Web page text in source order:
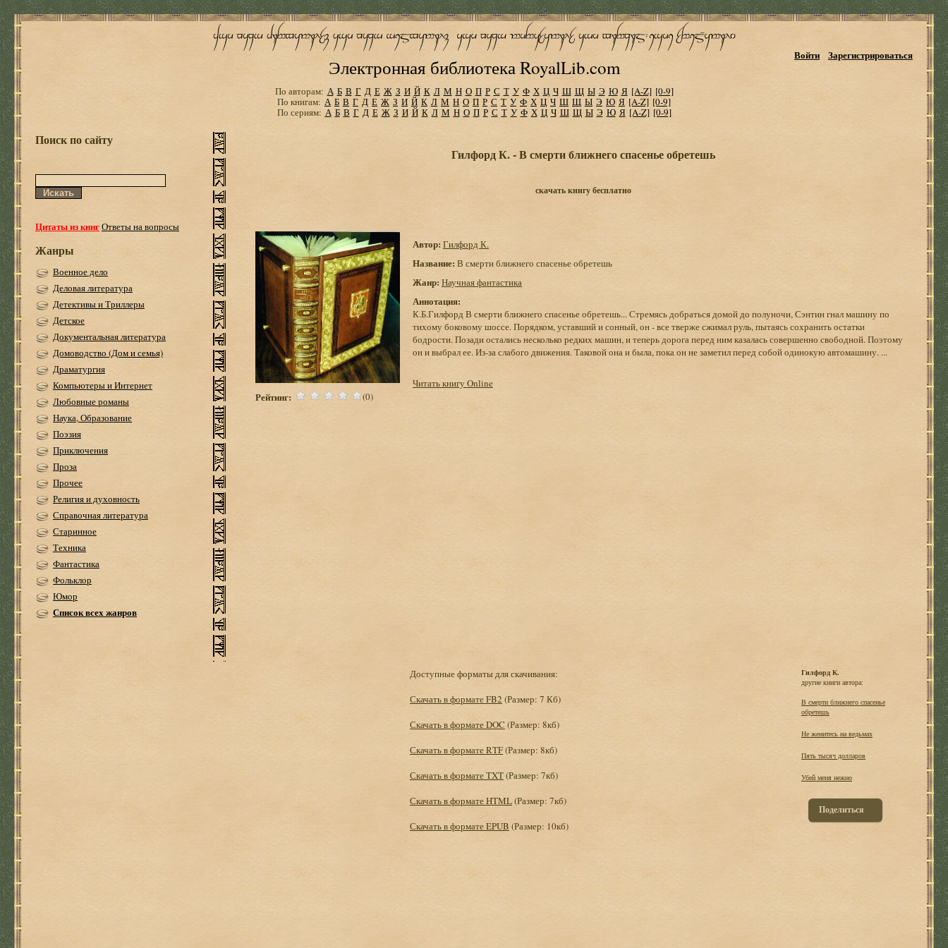
Электронная библиотека RoyalLib.com
Войти Зарегистрироваться
По авторам: А Б В Г Д Е Ж З И Й К Л М Н О П Р С Т У Ф Х Ц Ч Ш Щ Ы Э Ю Я [A-Z] [0-9]
По книгам: А Б В Г Д Е Ж З И Й К Л М Н О П Р С Т У Ф Х Ц Ч Ш Щ Ы Э Ю Я [A-Z] [0-9]
По сериям: А Б В Г Д Е Ж З И Й К Л М Н О П Р С Т У Ф Х Ц Ч Ш Щ Ы Э Ю Я [A-Z] [0-9]
Поиск по сайту
Цитаты из книгОтветы на вопросы
Жанры
Военное дело
Деловая литература
Детективы и Триллеры
Детское
Документальная литература
Домоводство (Дом и семья)
Драматургия
Компьютеры и Интернет
Любовные романы
Наука, Образование
Поэзия
Приключения
Проза
Прочее
Религия и духовность
Справочная литература
Старинное
Техника
Фантастика
Фольклор
Юмор
Список всех жанров
Гилфорд К. - В смерти ближнего спасенье обретешь
скачать книгу бесплатно
Рейтинг: (0)
Автор: Гилфорд К.
Название: В смерти ближнего спасенье обретешь
Жанр: Научная фантастика
Аннотация:
К.Б.Гилфорд В смерти ближнего спасенье обретешь... Стремясь добраться домой до полуночи, Сэнтин гнал машину по
тихому боковому шоссе. Порядком, уставший и сонный, он - все тверже сжимал руль, пытаясь сохранить остатки
бодрости. Позади остались несколько редких машин, и теперь дорога перед ним казалась совершенно свободной. Поэтому
он и выбрал ее. Из-за слабого движения. Таковой она и была, пока он не заметил перед собой одинокую автомашину. ...
Читать книгу Online
Доступные форматы для скачивания:
Скачать в формате FB2 (Размер: 7 Кб)
Скачать в формате DOC (Размер: 8кб)
Скачать в формате RTF(Размер: 8кб)
Скачать в формате TXT(Размер: 7кб)
Скачать в формате HTML(Размер: 7кб)
Скачать в формате EPUB (Размер: 10кб)
Гилфорд К.
другие книги автора:
В смерти ближнего спасенье
обретешь
Не женитесь на ведьмах
Пять тысяч долларов
Убей меня нежно
Поделиться